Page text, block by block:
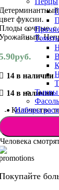
Тыквы
Фасоль
Наборы
фуксии.
сочные, с
руб.
14 в наличии
14 в наличии
Количество
Человека